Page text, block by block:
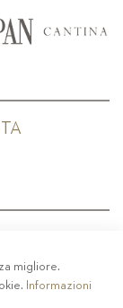
POLICY
migliore.
Informazioni